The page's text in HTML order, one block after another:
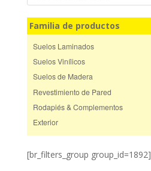
Familia de productos
Suelos Laminados
Suelos Vinílicos
Suelos de Madera
Revestimiento de Pared
Rodapiés & Complementos
Exterior
[br_filters_group group_id=1892]